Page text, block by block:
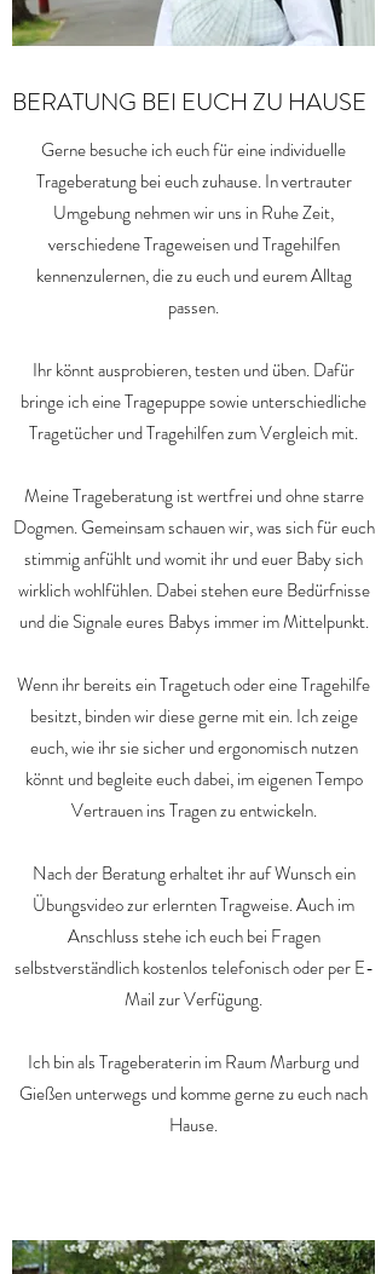
BERATUNG BEI EUCH ZU HAUSE
Gerne besuche ich euch für eine individuelle
Trageberatung bei euch zuhause. In vertrauter
Umgebung nehmen wir uns in Ruhe Zeit,
verschiedene Trageweisen und Tragehilfen
kennenzulernen, die zu euch und eurem Alltag
passen.
Ihr könnt ausprobieren, testen und üben. Dafür
bringe ich eine Tragepuppe sowie unterschiedliche
Tragetücher und Tragehilfen zum Vergleich mit.
Meine Trageberatung ist wertfrei und ohne starre
Dogmen. Gemeinsam schauen wir, was sich für euch
stimmig anfühlt und womit ihr und euer Baby sich
wirklich wohlfühlen. Dabei stehen eure Bedürfnisse
und die Signale eures Babys immer im Mittelpunkt.
Wenn ihr bereits ein Tragetuch oder eine Tragehilfe
besitzt, binden wir diese gerne mit ein. Ich zeige
euch, wie ihr sie sicher und ergonomisch nutzen
könnt und begleite euch dabei, im eigenen Tempo
Vertrauen ins Tragen zu entwickeln.
Nach der Beratung erhaltet ihr auf Wunsch ein
Übungsvideo zur erlernten Tragweise. Auch im
Anschluss stehe ich euch bei Fragen
selbstverständlich kostenlos telefonisch oder per E-
Mail zur Verfügung.
Ich bin als Trageberaterin im Raum Marburg und
Gießen unterwegs und komme gerne zu euch nach
Hause.